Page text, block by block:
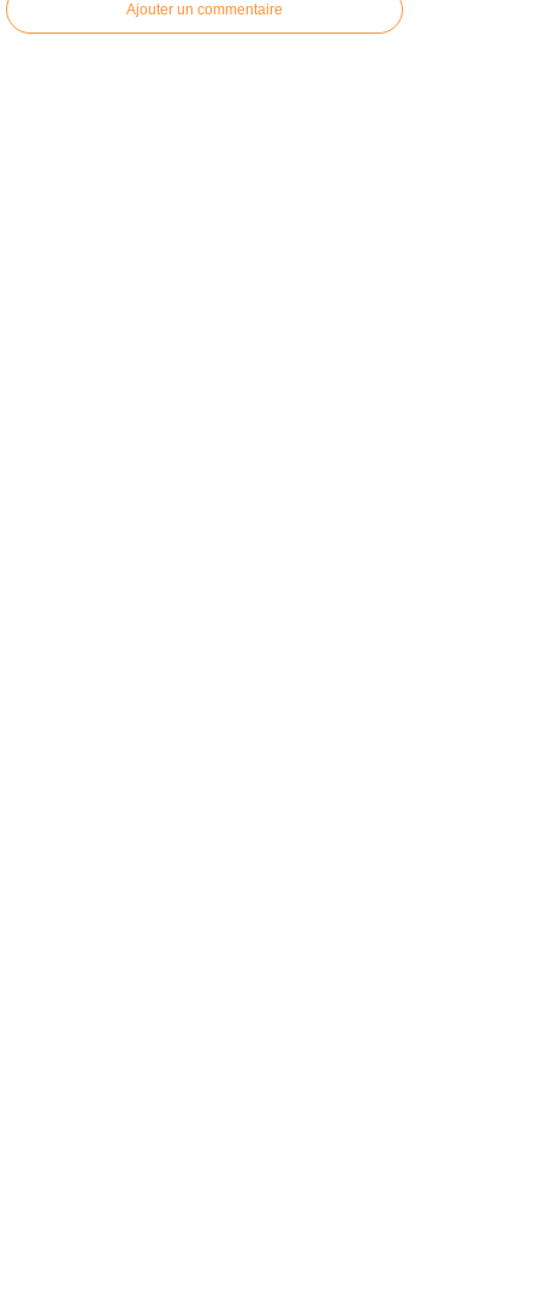
Ajouter un commentaire